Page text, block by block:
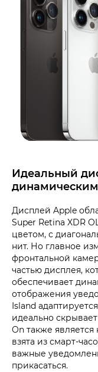
Идеальный
Дисплей Apple
Super Retina XDR
цветом, с
нит. Но главное
фронтальной
частью дисплея,
обеспечивает
отображения
Island
идеально
On также
взята из смарт-
важные
прикасаться.